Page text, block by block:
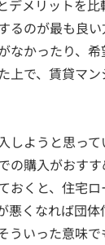
デメリットを
るのが最も良い
なかったり、
上で、賃貸マ
しようと思っ
の購入がおすす
おくと、住宅
悪くなれば団
ういった意味